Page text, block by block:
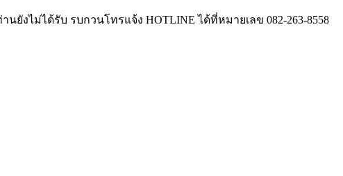
ยังไม่ได้รับ รบกวนโทรแจ้ง HOTLINE ได้ที่หมายเลข 082-263-8558